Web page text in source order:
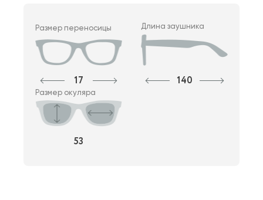
Размер переносицы
17
Длина заушника
140
Размер окуляра
53